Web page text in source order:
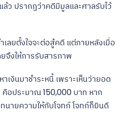
ว ปรากฎว่าคดีมีมูลและศาลรับไว้
เลยตั้งใจจะต่อสู้คดี แต่ภายหลังเมื่อ
จึงให้การรับสารภาพ
เงินมาชำระหนี้ เพราะเห็นว่ายอด
อประมาณ 150,000 บาท หาก
นายความให้กับโจทก์ โจทก์ก็ยินดี